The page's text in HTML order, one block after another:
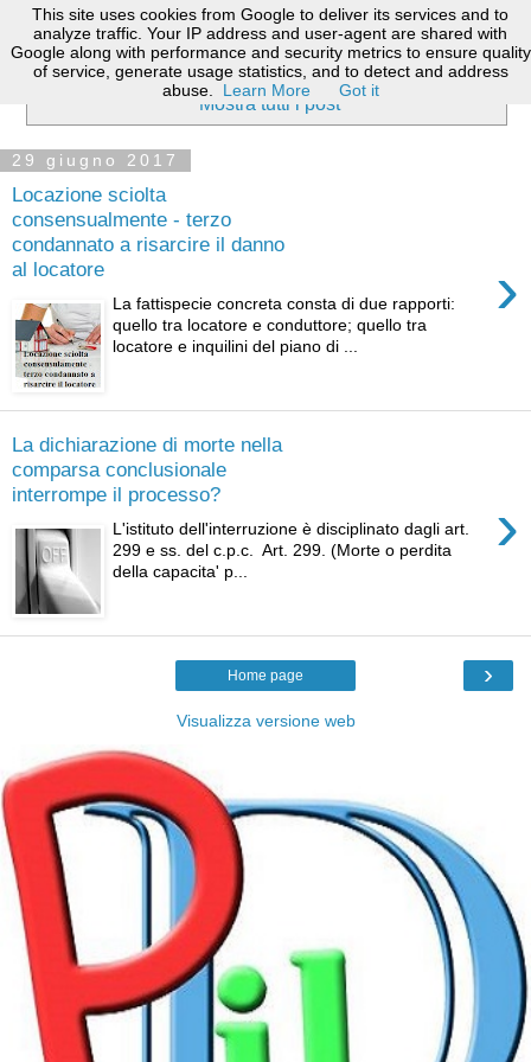
Visualizzazione post con etichettaVallo Della Lucania.
Mostra tutti i post
29 giugno 2017
Locazione sciolta
consensualmente - terzo
condannato a risarcire il danno
al locatore
›
La fattispecie concreta consta di due rapporti:
quello tra locatore e conduttore; quello tra
locatore e inquilini del piano di ...
La dichiarazione di morte nella
comparsa conclusionale
interrompe il processo?
›
L'istituto dell'interruzione è disciplinato dagli art.
299 e ss. del c.p.c. Art. 299. (Morte o perdita
della capacita' p...
›
Home page
Visualizza versione web
This site uses cookies from Google to deliver its services and to
analyze traffic. Your IP address and user-agent are shared with
Google along with performance and security metrics to ensure quality
of service, generate usage statistics, and to detect and address
abuse.
Learn More Got it